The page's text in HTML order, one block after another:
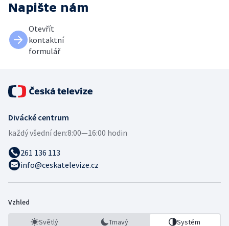
Napište nám
Otevřít
kontaktní
formulář
Divácké centrum
každý všední den:8:00—16:00 hodin
261 136 113
info@ceskatelevize.cz
Vzhled
Světlý Tmavý Systém